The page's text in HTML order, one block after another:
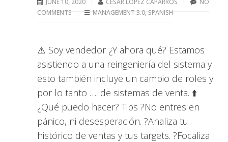
COMMENTS
MANAGEMENT 3.0, SPANISH
⚠️ Soy vendedor ¿Y ahora qué? Estamos
asistiendo a una reingeniería del sistema y
esto también incluye un cambio de roles y
por lo tanto …. de sistemas de venta. ⬆️
¿Qué puedo hacer? Tips ?No entres en
pánico, ni desesperación. ?Analiza tu
histórico de ventas y tus targets. ?Focaliza